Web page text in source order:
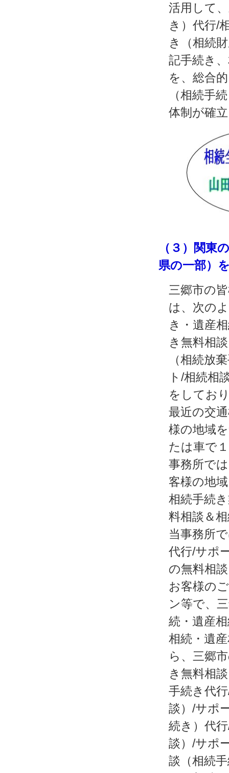
活用して
き）代行/
き（相続
記手続き
を、総合
（相続手
体制が確
（３）関東
県の一部）
三郷市の
は、次の
き・遺産
き無料相
（相続放
ト/相続相
をしてお
最近の交
様の地域
たは車で
事務所で
客様の地
相続手続
料相談＆
当事務所
代行/サポ
の無料相
お客様の
ン等で、
続・遺産
相続・遺
ら、三郷
き無料相
手続き代
談）/サポ
続き）代
談）/サポ
談（相続